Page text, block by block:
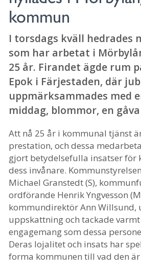
kommun
I torsdags kväll hedrades
som har arbetat i
25 år. Firandet ägde rum
Epok i Färjestaden, där
uppmärksammades med
middag, blommor, en
Att nå 25 år i kommunal tjänst
prestation, och dessa
gjort betydelsefulla insatser för
dess invånare. K
Michael Granstedt (S),
ordförande Henrik Yngvesson
kommundirektör Ann Willsund,
uppskattning och tackade
engagemang som dessa
Deras lojalitet och insats har
forma kommunen till vad den